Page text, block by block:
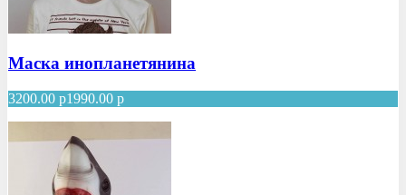
Маска инопланетянина
3200.00 р1990.00 р